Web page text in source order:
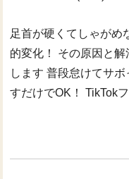
足首が硬くてしゃが
的変化！ その原因と
します 普段怠けてサ
すだけでOK！ TikTok